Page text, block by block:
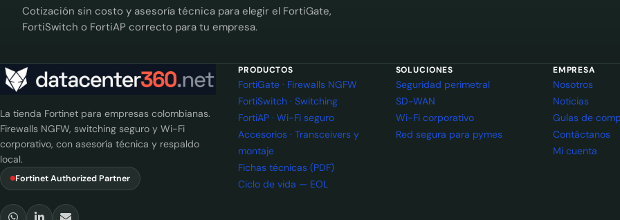
Cotización sin costo y asesoría técnica para elegir el FortiGate,
FortiSwitch o FortiAP correcto para tu empresa.
La tienda Fortinet para empresas colombianas.
Firewalls NGFW, switching seguro y Wi-Fi
corporativo, con asesoría técnica y respaldo
local.
Fortinet Authorized Partner
PRODUCTOS
FortiGate · Firewalls NGFW
FortiSwitch · Switching
FortiAP · Wi-Fi seguro
Accesorios · Transceivers y
montaje
Fichas técnicas (PDF)
Ciclo de vida — EOL
SOLUCIONES
Seguridad perimetral
SD-WAN
Wi-Fi corporativo
Red segura para pymes
EMPRESA
Nosotros
Noticias
Guías de
Contáctanos
Mi cuenta